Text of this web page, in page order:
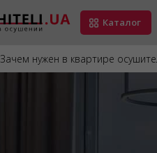
Каталог
Зачем нужен в квартире